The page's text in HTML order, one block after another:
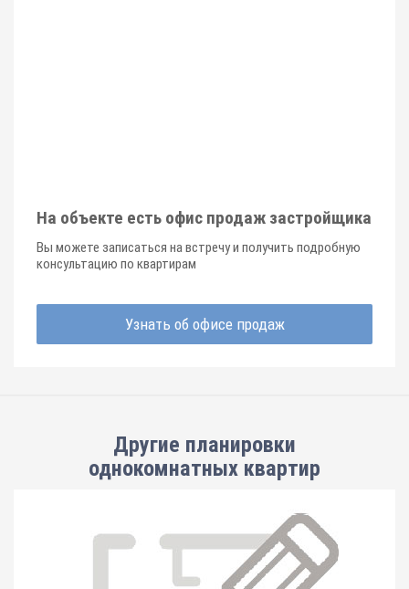
На объекте есть офис продаж застройщика
Вы можете записаться на встречу и получить подробную
консультацию по квартирам
Узнать об офисе продаж
Другие планировки
однокомнатных квартир